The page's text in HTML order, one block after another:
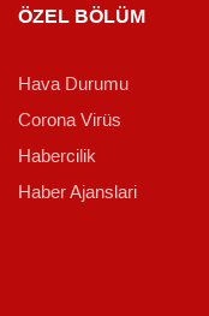
ÖZEL BÖLÜM
Hava Durumu
Corona Virüs
Habercilik
Haber Ajanslari